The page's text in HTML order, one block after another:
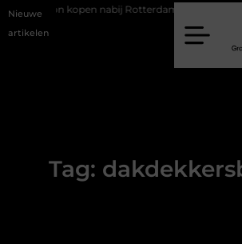
Nieuwe
artikelen
Occasion kopen nabij Rotterdam zonder
Tag: